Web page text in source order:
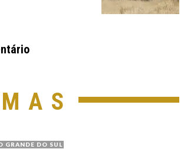
GRANDE DO SUL